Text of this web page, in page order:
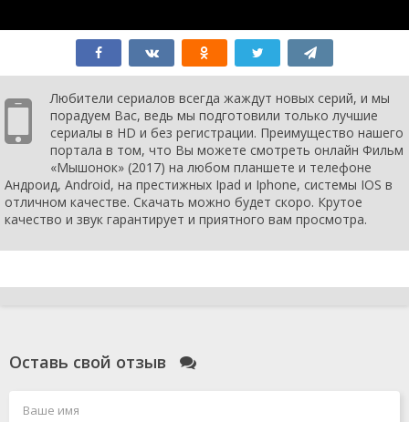
Любители сериалов всегда жаждут новых серий, и мы
порадуем Вас, ведь мы подготовили только лучшие
сериалы в HD и без регистрации. Преимущество нашего
портала в том, что Вы можете смотреть онлайн Фильм
«Мышонок» (2017) на любом планшете и телефоне
Андроид, Android, на престижных Ipad и Iphone, системы IOS в
отличном качестве. Скачать можно будет скоро. Крутое
качество и звук гарантирует и приятного вам просмотра.
Оставь свой отзыв